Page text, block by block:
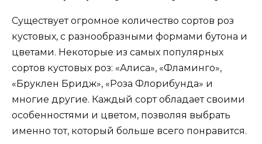
Существует огромное количество сортов роз
кустовых, с разнообразными формами бутона и
цветами. Некоторые из самых популярных
сортов кустовых роз: «Алиса», «Фламинго»,
«Бруклен Бридж», «Роза Флорибунда» и
многие другие. Каждый сорт обладает своими
особенностями и цветом, позволяя выбрать
именно тот, который больше всего понравится.